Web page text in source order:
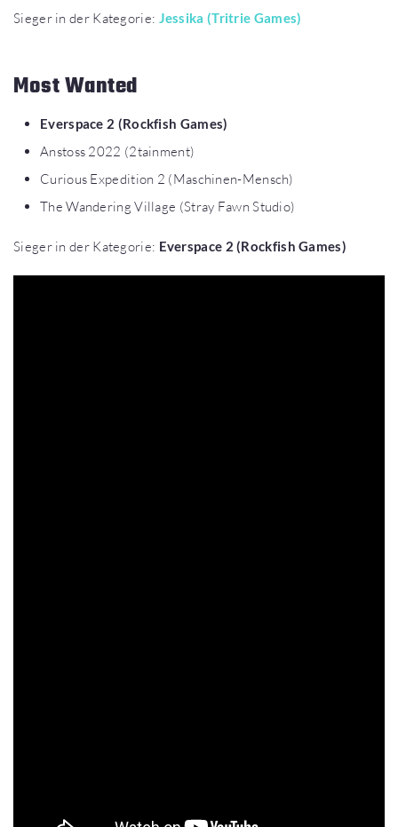
Sieger in der Kategorie: Jessika (Tritrie Games)
Most Wanted
Everspace 2 (Rockfish Games)
Anstoss 2022 (2tainment)
Curious Expedition 2 (Maschinen-Mensch)
The Wandering Village (Stray Fawn Studio)
Sieger in der Kategorie: Everspace 2 (Rockfish Games)